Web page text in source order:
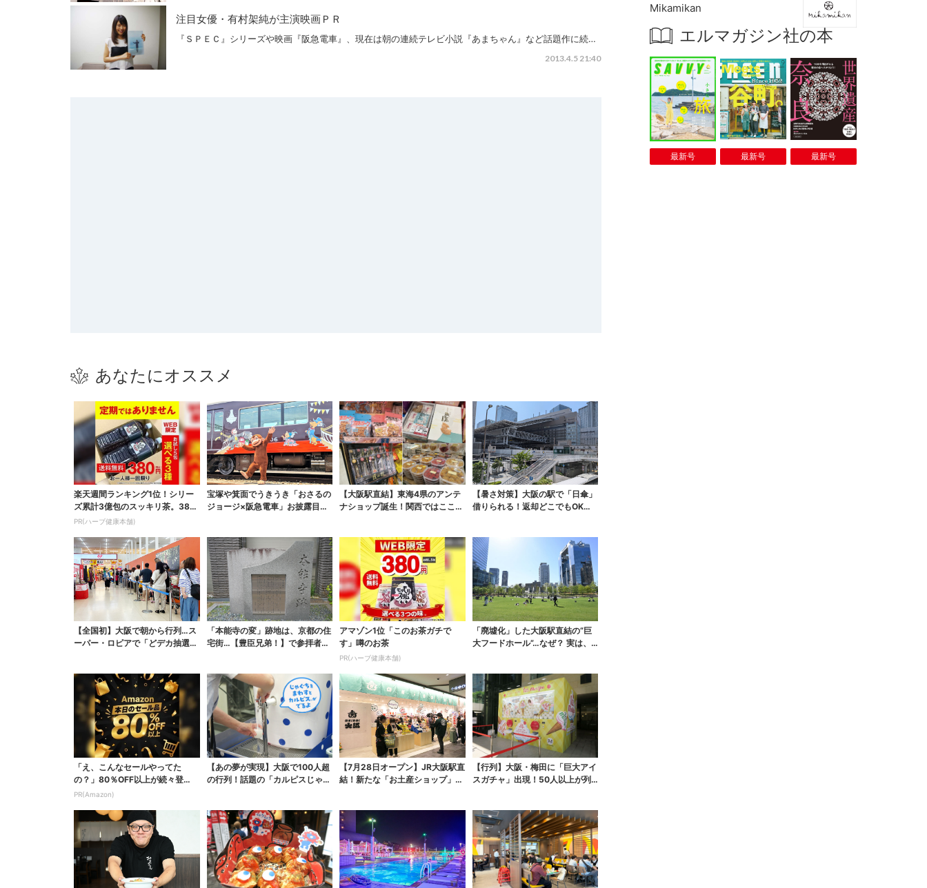
注目女優・有村架純が主演映画ＰＲ
『ＳＰＥＣ』シリーズや映画『阪急電車』、現在は朝の連続テレビ小説『あまちゃん』など話題作に続…
2013.4.5 21:40
あなたにオススメ
楽天週間ランキング1位！シリー
ズ累計3億包のスッキリ茶。380
円でお試し
PR(ハーブ健康本舗)
宝塚や箕面でうきうき「おさるの
ジョージ×阪急電車」お披露目！
【大阪駅直結】東海4県のアンテ
ナショップ誕生！関西ではここで
【暑さ対策】大阪の駅で「日傘」
借りられる！返却どこでもOK、
【全国初】大阪で朝から行列…ス
ーパー・ロピアで「どデカ抽選
「本能寺の変」跡地は、京都の住
宅街…【豊臣兄弟！】で参拝者
アマゾン1位「このお茶ガチで
す」噂のお茶
PR(ハーブ健康本舗)
「廃墟化」した大阪駅直結の“巨
大フードホール”…なぜ？ 実は、
「え、こんなセールやってた
の？」80％OFF以上が続々登
場！Amazonの本気が...
PR(Amazon)
【あの夢が実現】大阪で100人超
の行列！話題の「カルピスじゃぐ
【7月28日オープン】JR大阪駅直
結！新たな「お土産ショップ」、
【行列】大阪・梅田に「巨大アイ
スガチャ」出現！50人以上が列…
Mikamikan
エルマガジン社の本
最新号 最新号 最新号